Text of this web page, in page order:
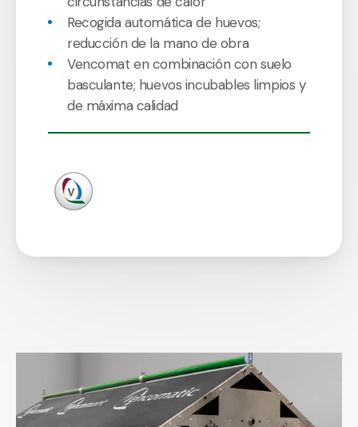
Recogida automática de huevos;
reducción de la mano de obra
Vencomat en combinación con suelo
basculante; huevos incubables limpios y
de máxima calidad